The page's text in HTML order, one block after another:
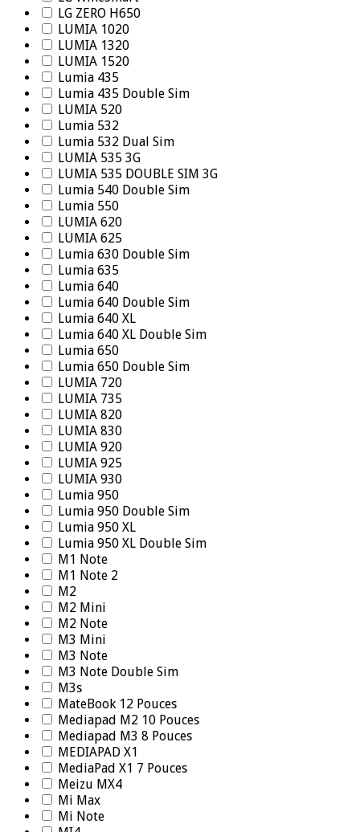
LG ZERO H650
LUMIA 1020
LUMIA 1320
LUMIA 1520
Lumia 435
Lumia 435 Double Sim
LUMIA 520
Lumia 532
Lumia 532 Dual Sim
LUMIA 535 3G
LUMIA 535 DOUBLE SIM 3G
Lumia 540 Double Sim
Lumia 550
LUMIA 620
LUMIA 625
Lumia 630 Double Sim
Lumia 635
Lumia 640
Lumia 640 Double Sim
Lumia 640 XL
Lumia 640 XL Double Sim
Lumia 650
Lumia 650 Double Sim
LUMIA 720
LUMIA 735
LUMIA 820
LUMIA 830
LUMIA 920
LUMIA 925
LUMIA 930
Lumia 950
Lumia 950 Double Sim
Lumia 950 XL
Lumia 950 XL Double Sim
M1 Note
M1 Note 2
M2
M2 Mini
M2 Note
M3 Mini
M3 Note
M3 Note Double Sim
M3s
MateBook 12 Pouces
Mediapad M2 10 Pouces
Mediapad M3 8 Pouces
MEDIAPAD X1
MediaPad X1 7 Pouces
Meizu MX4
Mi Max
Mi Note